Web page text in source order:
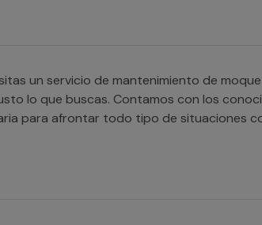
un servicio de mantenimiento de
lo que buscas. Contamos con los
para afrontar todo tipo de situaciones